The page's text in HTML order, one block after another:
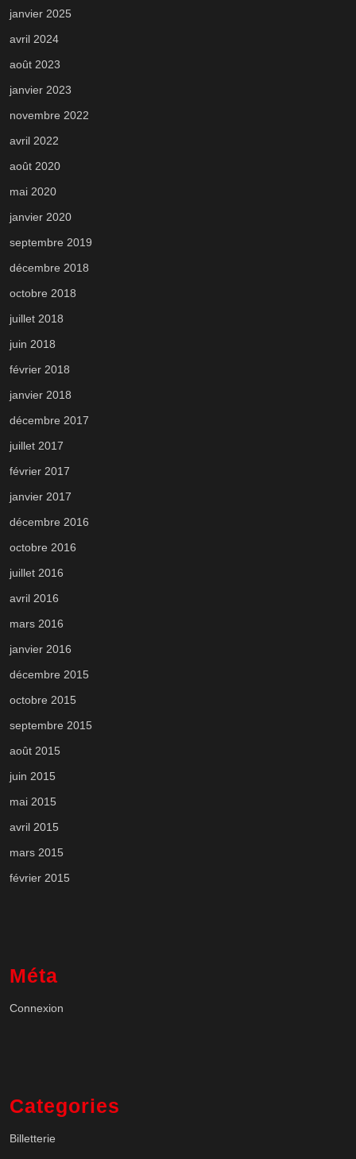
janvier 2025
avril 2024
août 2023
janvier 2023
novembre 2022
avril 2022
août 2020
mai 2020
janvier 2020
septembre 2019
décembre 2018
octobre 2018
juillet 2018
juin 2018
février 2018
janvier 2018
décembre 2017
juillet 2017
février 2017
janvier 2017
décembre 2016
octobre 2016
juillet 2016
avril 2016
mars 2016
janvier 2016
décembre 2015
octobre 2015
septembre 2015
août 2015
juin 2015
mai 2015
avril 2015
mars 2015
février 2015
Méta
Connexion
Categories
Billetterie